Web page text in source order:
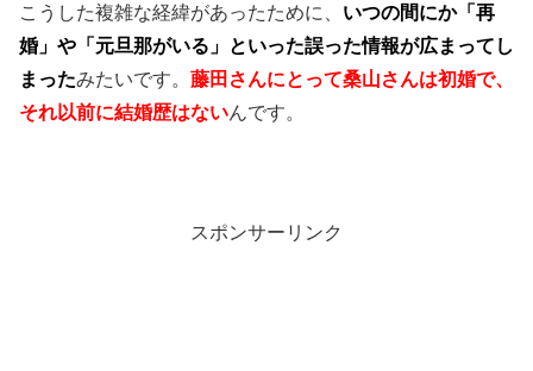
こうした複雑な経緯があったために、 いつの間にか「再
婚」や「元旦那がいる」といった誤った情報が広まってし
まったみたいです。 藤田さんにとって桑山さんは初婚で、
それ以前に結婚歴はないんです。
スポンサーリンク